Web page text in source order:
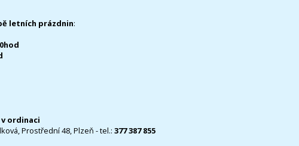
letních prázdnin:
ordinaci
Prostřední 48, Plzeň - tel.: 377 387 855